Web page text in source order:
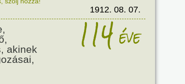
1912. 08. 07.
akinek
114éve